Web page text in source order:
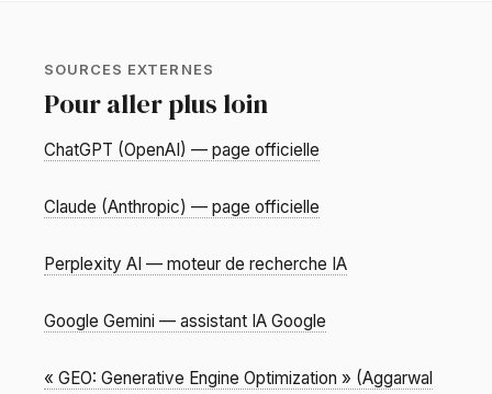
SOURCES EXTERNES
Pour aller plus loin
ChatGPT (OpenAI) — page officielle
Claude (Anthropic) — page officielle
Perplexity AI — moteur de recherche IA
Google Gemini — assistant IA Google
« GEO: Generative Engine Optimization » (Aggarwal